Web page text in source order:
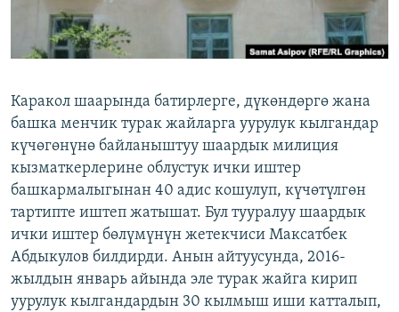
ЭЕ/АРнун бардык сайттары
Каракол шаарында батирлерге, дүкөндөргө жана
башка менчик турак жайларга уурулук кылгандар
күчөгөнүнө байланыштуу шаардык милиция
кызматкерлерине облустук ички иштер
башкармалыгынан 40 адис кошулуп, күчөтүлгөн
тартипте иштеп жатышат. Бул тууралуу шаардык
ички иштер бөлүмүнүн жетекчиси Максатбек
Абдыкулов билдирди. Анын айтуусунда, 2016-
жылдын январь айында эле турак жайга кирип
уурулук кылгандардын 30 кылмыш иши катталып,